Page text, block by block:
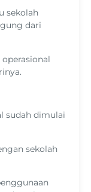
sekolah
dari
sudah dimulai
sekolah